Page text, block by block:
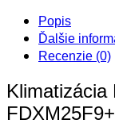
Popis
Ďalšie
Recenzie (0)
Klimatizácia